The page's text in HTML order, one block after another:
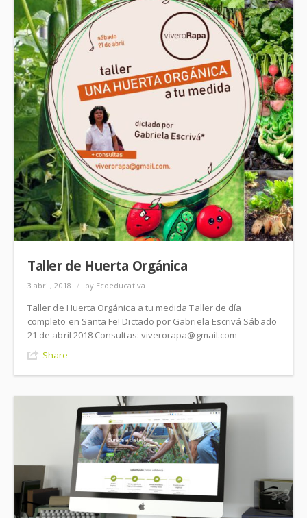
Taller de Huerta Orgánica
3 abril, 2018 / by Ecoeducativa
Taller de Huerta Orgánica a tu medida Taller de día
completo en Santa Fe! Dictado por Gabriela Escrivá Sábado
21 de abril 2018 Consultas: viverorapa@gmail.com
Share